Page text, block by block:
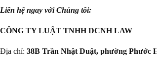
Liên hệ ngay với Chúng tôi:
CÔNG TY LUẬT TNHH DCNH LAW
Địa chỉ: 38B Trần Nhật Duật, phường Phước